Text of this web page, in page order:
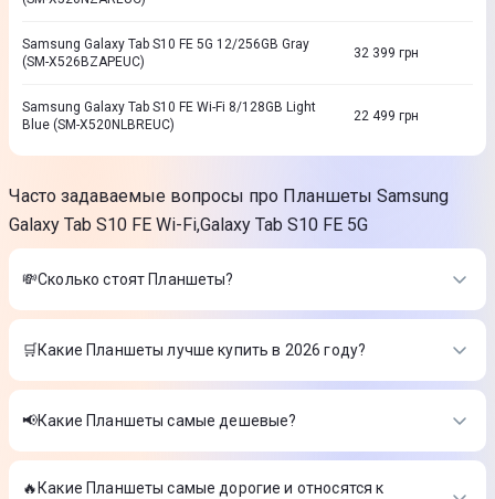
Samsung Galaxy Tab S10 FE 5G 12/256GB Gray
(SM-X526BZAPEUC)
32 399 грн
Samsung Galaxy Tab S10 FE Wi-Fi 8/128GB Light
Blue (SM-X520NLBREUC)
22 499 грн
Часто задаваемые вопросы про Планшеты Samsung
Galaxy Tab S10 FE Wi-Fi,Galaxy Tab S10 FE 5G
💸Сколько стоят Планшеты?
Стоимость товаров в категории Планшеты в интернет-
магазине Цитрус
(ZAFR0462UA)-11 999 ₴
Samsung Galaxy Tab S10 FE Wi-Fi 8/128GB Light Blue (SM-
22 499 ₴
Samsung Galaxy Tab S10 FE 5G 8/128GB Gray (SM-
🛒Какие Планшеты лучше купить в 2026 году?
Самые лучшие Планшеты в 2026 году по мнению интернет-
магазина Цитрус
(ZAFR0462UA)-11 999 ₴
Samsung Galaxy Tab S10 FE Wi-Fi 8/128GB Light Blue (SM-
📢Какие Планшеты самые дешевые?
На сегодня самые дешевые Планшеты
Lenovo Idea Tab 8/128GB Wi-Fi Luna Grey + Pen
🔥Какие Планшеты самые дорогие и относятся к